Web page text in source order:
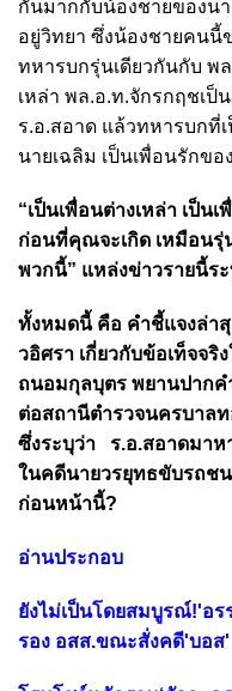
กันมากกับน้องชายของน
อยู่วิทยา ซึ่งน้องชายคนนี้
ทหารบกรุ่นเดียวกันกับ พ
เหล่า พล.อ.ท.จักรกฤชเป็
ร.อ.สอาด แล้วทหารบกที่
นายเฉลิม เป็นเพื่อนรักข
“เป็นเพื่อนต่างเหล่า เป็น
ก่อนที่คุณจะเกิด เหมือนรุ่
พวกนี้” แหล่งข่าวรายนี้ร
ทั้งหมดนี้ คือ คำชี้แจงล่า
วอิศรา เกี่ยวกับข้อเท็จจริ
ถนอมกุลบุตร พยานปาก
ต่อสถานีตำรวจนครบาล
ซึ่งระบุว่า ร.อ.สอาดมาห
ในคดีนายวรยุทธขับรถชน
ก่อนหน้านี้?
อ่านประกอบ
ยังไม่เป็นโดยสมบูรณ์!'อร
รอง อสส.ขณะสั่งคดี'บอส'